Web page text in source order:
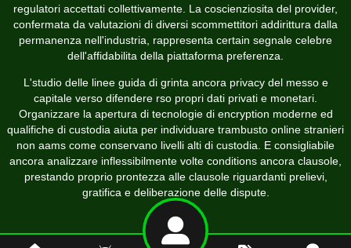
regulatori accettati collettivamente. La coscienziosita del provider,
confermata da valutazioni di diversi scommettitori addirittura dalla
permanenza nell'industria, rappresenta certain segnale celebre
dell'affidabilita della piattaforma preferenza.
L'studio delle linee guida di grinta ancora privacy del messo e
capitale verso difendere rso propri dati privati e monetari.
Organizzare la apertura di tecnologie di encryption moderne ed
qualifiche di custodia aiuta per individuare trambusto online stranieri
non aams come conservano livelli alti di custodia. E consigliabile
ancora analizzare inflessibilmente volte conditions ancora clausole,
prestando proprio prontezza alle clausole riguardanti prelievi,
gratifica e deliberazione delle dispute.